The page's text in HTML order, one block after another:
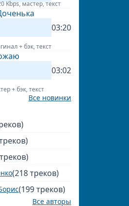
Kbps, мастер, текст
03:20
+ бэк, текст
03:02
+ бэк, текст
Все новинки
(218 треков)
(199 треков)
Все авторы